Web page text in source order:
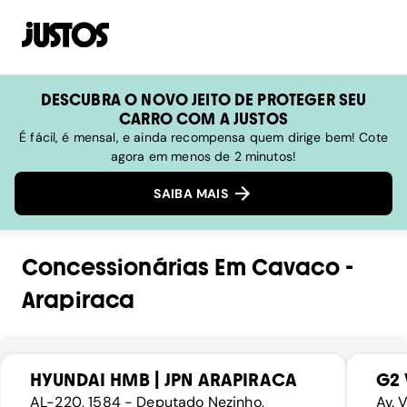
DESCUBRA O NOVO JEITO DE PROTEGER SEU
CARRO COM A JUSTOS
É fácil, é mensal, e ainda recompensa quem dirige bem! Cote
agora em menos de 2 minutos!
SAIBA MAIS
Concessionárias Em Cavaco-
Arapiraca
HYUNDAI HMB | JPN ARAPIRACA
AL-220, 1584 - Deputado Nezinho,
G2
Av.